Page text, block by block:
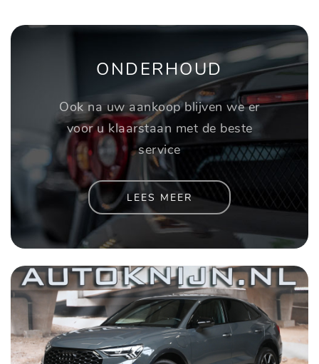
ONDERHOUD
Ook na uw aankoop blijven we er
voor u klaarstaan met de beste
service
LEES MEER